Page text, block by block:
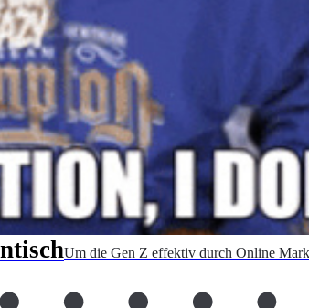
Um die Gen Z effektiv durch Online